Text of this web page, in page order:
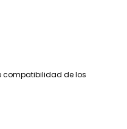
compatibilidad de los